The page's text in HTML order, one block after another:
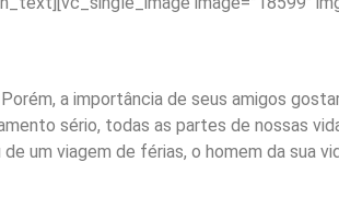
a importância de seus amigos
sério, todas as partes de nossas
um viagem de férias, o homem da sua